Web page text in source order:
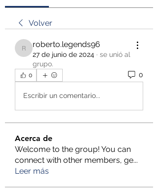
Volver
roberto.legends96
roberto.legends96
27 de junio de 2024 · se unió al
grupo.
0 0
Escribir un comentario...
Acerca de
Welcome to the group! You can
connect with other members, ge...
Leer más